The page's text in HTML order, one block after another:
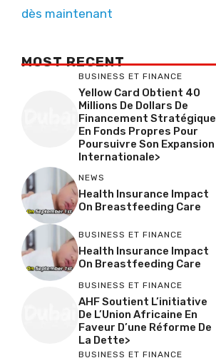
dès maintenant
MOST RECENT
BUSINESS ET FINANCE
Yellow Card Obtient 40
Millions De Dollars De
Financement Stratégique
En Fonds Propres Pour
Poursuivre Son Expansion
Internationale>
NEWS
Health Insurance Impact
On Breastfeeding Care
BUSINESS ET FINANCE
Health Insurance Impact
On Breastfeeding Care
BUSINESS ET FINANCE
AHF Soutient L’initiative
De L’Union Africaine En
Faveur D’une Réforme De
La Dette>
BUSINESS ET FINANCE